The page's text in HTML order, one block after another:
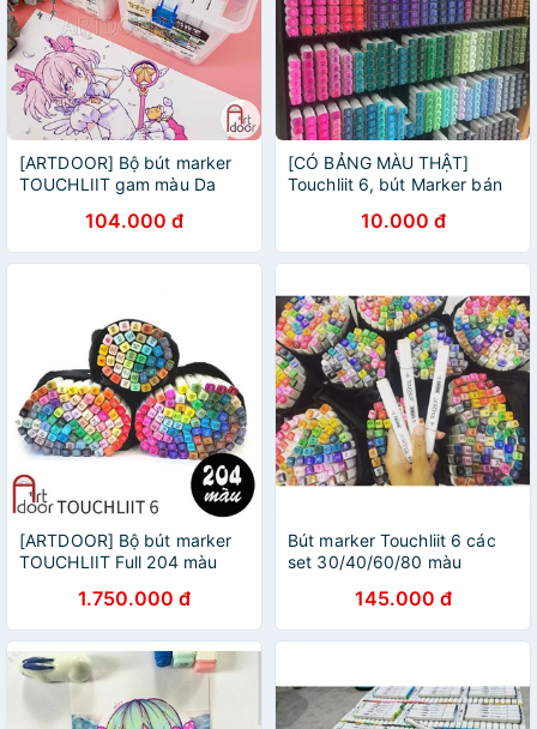
[ARTDOOR] Bộ bút marker
TOUCHLIIT gam màu Da
104.000 đ
[CÓ BẢNG MÀU THẬT]
Touchliit 6, bút Marker bán
10.000 đ
[ARTDOOR] Bộ bút marker
TOUCHLIIT Full 204 màu
1.750.000 đ
Bút marker Touchliit 6 các
set 30/40/60/80 màu
145.000 đ